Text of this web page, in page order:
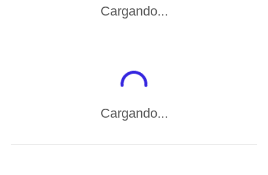
Cargando...
Cargando...